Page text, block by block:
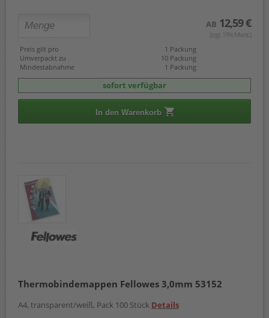
AB 12,59 €
(zzgl. 19% Mwst.)
Preis gilt pro
1 Packung
Umverpackt zu
10 Packung
Mindestabnahme
1 Packung
sofort verfügbar
In den Warenkorb
Thermobindemappen Fellowes 3,0mm 53152
A4, transparent/weiß, Pack 100 Stück Details